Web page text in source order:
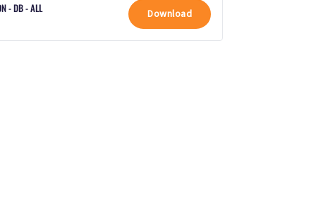
- DB - ALL Download